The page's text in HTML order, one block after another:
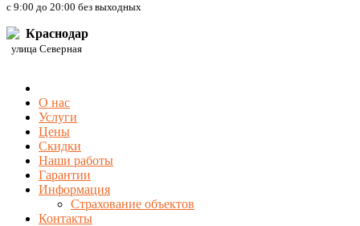
c 9:00 до 20:00 без выходных
Краснодар
улица Северная
О нас
Услуги
Цены
Скидки
Наши работы
Гарантии
Информация
Страхование объектов
Контакты